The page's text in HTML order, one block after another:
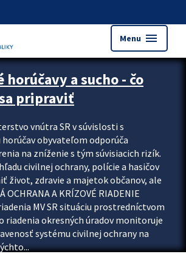
Menu menu
upútavok
horúčavy a sucho - čo
pripraviť
vnútra SR v súvislosti s
obyvateľom odporúča
na zníženie s tým súvisiacich rizík.
civilnej ochrany, polície a hasičov
život, zdravie a majetok občanov, ale
A KRÍZOVÉ RIADENIE
MV SR situáciu prostredníctvom
riadenia okresných úradov monitoruje
systému civilnej ochrany na